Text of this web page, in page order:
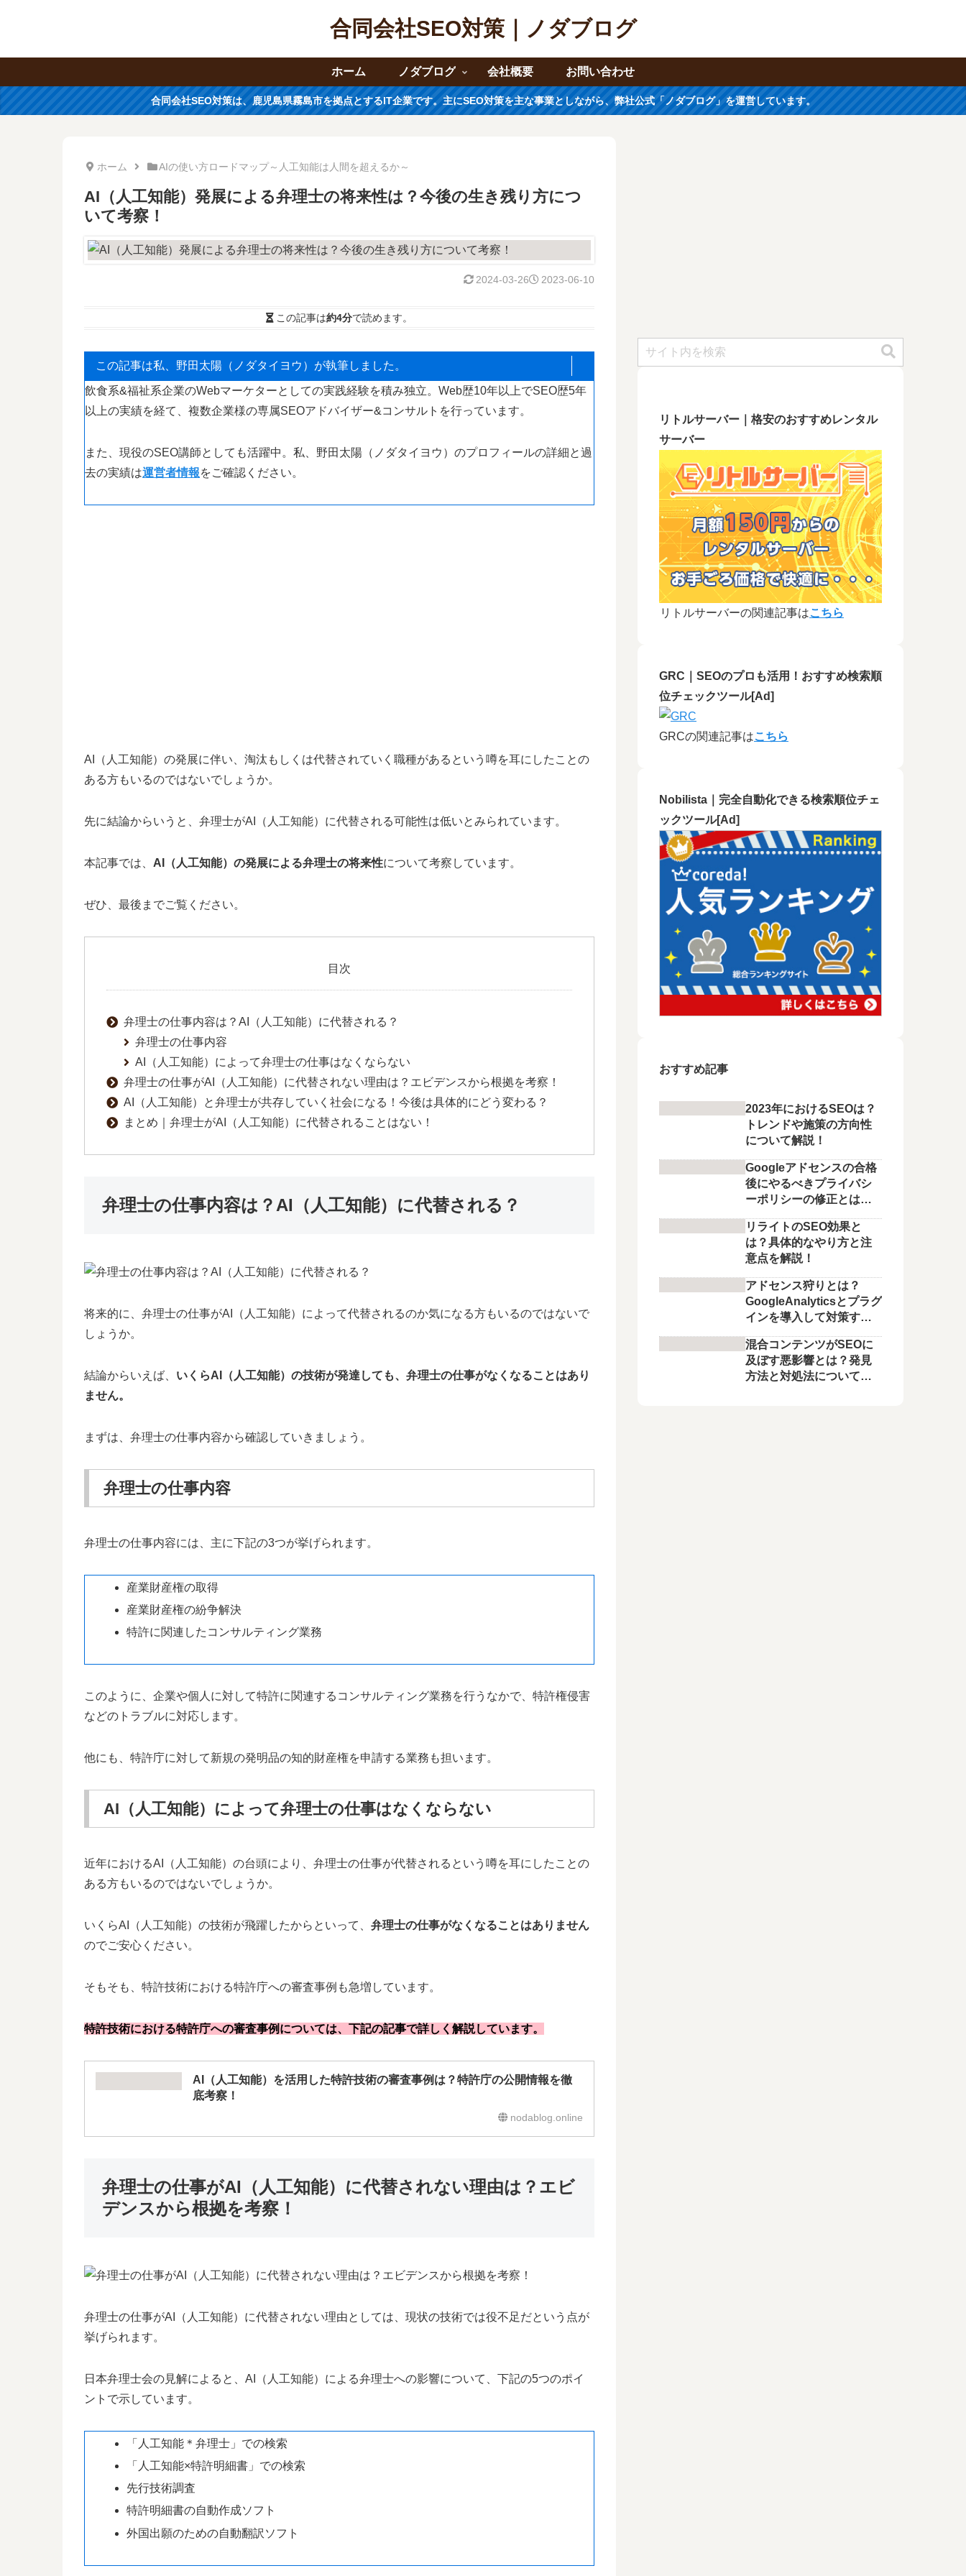
合同会社SEO対策｜ノダブログ
ホーム ノダブログ 会社概要 お問い合わせ
合同会社SEO対策は、鹿児島県霧島市を拠点とするIT企業です。主にSEO対策を主な事業としながら、弊社公式「ノダブログ」を運営しています。
ホーム AIの使い方ロードマップ～人工知能は人間を超えるか～
AI（人工知能）発展による弁理士の将来性は？今後の生き残り方につ
いて考察！
2023-06-10
2024-03-26
この記事は約4分で読めます。
この記事は私、野田太陽（ノダタイヨウ）が執筆しました。
飲食系&福祉系企業のWebマーケターとしての実践経験を積み独立。Web歴10年以上でSEO歴5年
以上の実績を経て、複数企業様の専属SEOアドバイザー&コンサルトを行っています。
また、現役のSEO講師としても活躍中。私、野田太陽（ノダタイヨウ）のプロフィールの詳細と過
去の実績は運営者情報をご確認ください。
AI（人工知能）の発展に伴い、淘汰もしくは代替されていく職種があるという噂を耳にしたことの
ある方もいるのではないでしょうか。
先に結論からいうと、弁理士がAI（人工知能）に代替される可能性は低いとみられています。
本記事では、 AI（人工知能）の発展による弁理士の将来性について考察しています。
ぜひ、最後までご覧ください。
目次
弁理士の仕事内容は？AI（人工知能）に代替される？
弁理士の仕事内容
AI（人工知能）によって弁理士の仕事はなくならない
弁理士の仕事がAI（人工知能）に代替されない理由は？エビデンスから根拠を考察！
AI（人工知能）と弁理士が共存していく社会になる！今後は具体的にどう変わる？
まとめ｜弁理士がAI（人工知能）に代替されることはない！
弁理士の仕事内容は？AI（人工知能）に代替される？
将来的に、弁理士の仕事がAI（人工知能）によって代替されるのか気になる方もいるのではないで
しょうか。
結論からいえば、 いくらAI（人工知能）の技術が発達しても、弁理士の仕事がなくなることはあり
ません。
まずは、弁理士の仕事内容から確認していきましょう。
弁理士の仕事内容
弁理士の仕事内容には、主に下記の3つが挙げられます。
産業財産権の取得
産業財産権の紛争解決
特許に関連したコンサルティング業務
このように、企業や個人に対して特許に関連するコンサルティング業務を行うなかで、特許権侵害
などのトラブルに対応します。
他にも、特許庁に対して新規の発明品の知的財産権を申請する業務も担います。
AI（人工知能）によって弁理士の仕事はなくならない
近年におけるAI（人工知能）の台頭により、弁理士の仕事が代替されるという噂を耳にしたことの
ある方もいるのではないでしょうか。
いくらAI（人工知能）の技術が飛躍したからといって、 弁理士の仕事がなくなることはありません
のでご安心ください。
そもそも、特許技術における特許庁への審査事例も急増しています。
特許技術における特許庁への審査事例については、下記の記事で詳しく解説しています。
AI（人工知能）を活用した特許技術の審査事例は？特許庁の公開情報を徹
底考察！
nodablog.online
弁理士の仕事がAI（人工知能）に代替されない理由は？エビ
デンスから根拠を考察！
弁理士の仕事がAI（人工知能）に代替されない理由としては、現状の技術では役不足だという点が
挙げられます。
日本弁理士会の見解によると、AI（人工知能）による弁理士への影響について、下記の5つのポイ
ントで示しています。
「人工知能＊弁理士」での検索
「人工知能×特許明細書」での検索
先行技術調査
特許明細書の自動作成ソフト
外国出願のための自動翻訳ソフト
リトルサーバー｜格安のおすすめレンタル
サーバー
リトルサーバーの関連記事はこちら
GRC｜SEOのプロも活用！おすすめ検索順
位チェックツール[Ad]
GRCの関連記事はこちら
Nobilista｜完全自動化できる検索順位チェ
ックツール[Ad]
おすすめ記事
2023年におけるSEOは？
トレンドや施策の方向性
について解説！
Googleアドセンスの合格
後にやるべきプライバシ
ーポリシーの修正とは？
リライトのSEO効果と
は？具体的なやり方と注
意点を解説！
アドセンス狩りとは？
GoogleAnalyticsとプラグ
インを導入して対策する
混合コンテンツがSEOに
及ぼす悪影響とは？発見
方法と対処法について解